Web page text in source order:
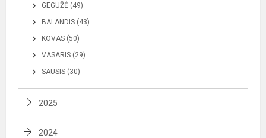
GEGUŽĖ (49)
BALANDIS (43)
KOVAS (50)
VASARIS (29)
SAUSIS (30)
2025
2024